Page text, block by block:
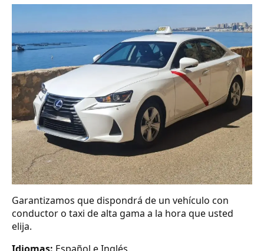
Garantizamos que dispondrá de un vehículo con
conductor o taxi de alta gama a la hora que usted
elija.